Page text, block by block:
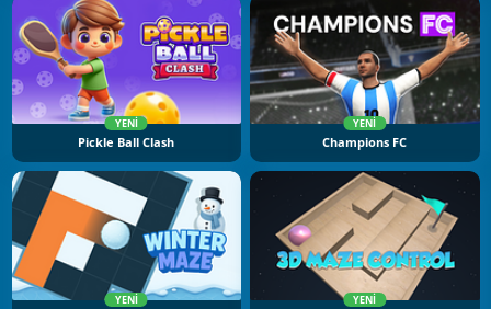
YENI
Pickle Ball Clash
YENI
Champions FC
YENI YENI